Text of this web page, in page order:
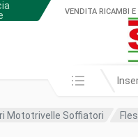
VENDITA RICAMBI E
Cerca in:
Mototrivelle Soffiatori